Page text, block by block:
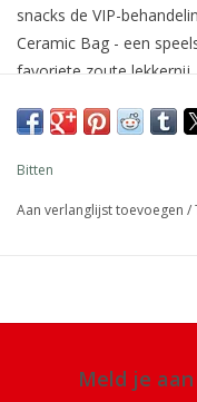
snacks de VIP-
Ceramic Bag - een
favoriete zoute
voegt dit opvallende
Bitten
Aan verlanglijst toevoegen /
Meld je